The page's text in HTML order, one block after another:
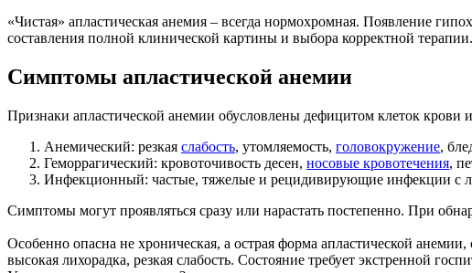
«Чистая» апластическая анемия – всегда нормохромная. Появление
составления полной клинической картины и выбора корректной терапии.
Симптомы апластической анемии
Признаки апластической анемии обусловлены дефицитом клеток крови
Анемический: резкая слабость, утомляемость, головокружение,
Геморрагический: кровоточивость десен, носовые кровотечения,
Инфекционный: частые, тяжелые и рецидивирующие инфекции с
Симптомы могут проявляться сразу или нарастать постепенно. При
Особенно опасна не хроническая, а острая форма апластической
высокая лихорадка, резкая слабость. Состояние требует экстренной